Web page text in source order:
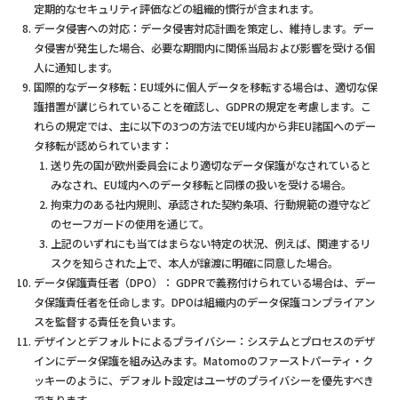
定期的なセキュリティ評価などの組織的慣行が含まれます。
データ侵害への対応：データ侵害対応計画を策定し、維持します。デー
タ侵害が発生した場合、必要な期間内に関係当局および影響を受ける個
人に通知します。
国際的なデータ移転：EU域外に個人データを移転する場合は、適切な保
護措置が講じられていることを確認し、GDPRの規定を考慮します。こ
れらの規定では、主に以下の3つの方法でEU域内から非EU諸国へのデー
タ移転が認められています：
送り先の国が欧州委員会により適切なデータ保護がなされていると
みなされ、EU域内へのデータ移転と同様の扱いを受ける場合。
拘束力のある社内規則、承認された契約条項、行動規範の遵守など
のセーフガードの使用を通じて。
上記のいずれにも当てはまらない特定の状況、例えば、関連するリ
スクを知らされた上で、本人が譲渡に明確に同意した場合。
データ保護責任者（DPO）： GDPRで義務付けられている場合は、デー
タ保護責任者を任命します。DPOは組織内のデータ保護コンプライアン
スを監督する責任を負います。
デザインとデフォルトによるプライバシー：システムとプロセスのデザ
インにデータ保護を組み込みます。Matomoのファーストパーティ・ク
ッキーのように、デフォルト設定はユーザのプライバシーを優先すべき